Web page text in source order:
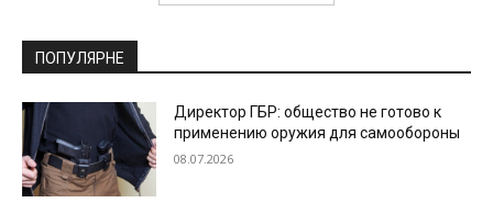
ПОПУЛЯРНЕ
Директор ГБР: общество не готово к
применению оружия для самообороны
08.07.2026